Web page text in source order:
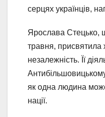
серцях українців,
Ярослава Стецько,
травня, присвятила
незалежність. Її
як одна людина
нації.